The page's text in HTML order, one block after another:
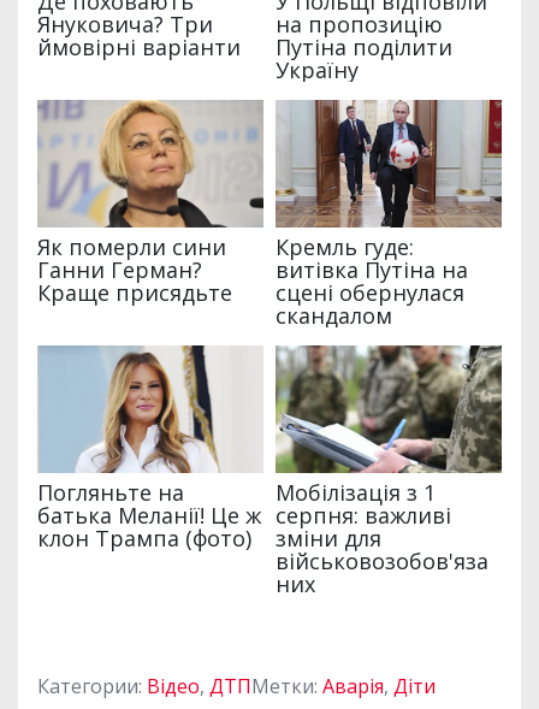
Категории: Відео, ДТПМетки: Аварія, Діти